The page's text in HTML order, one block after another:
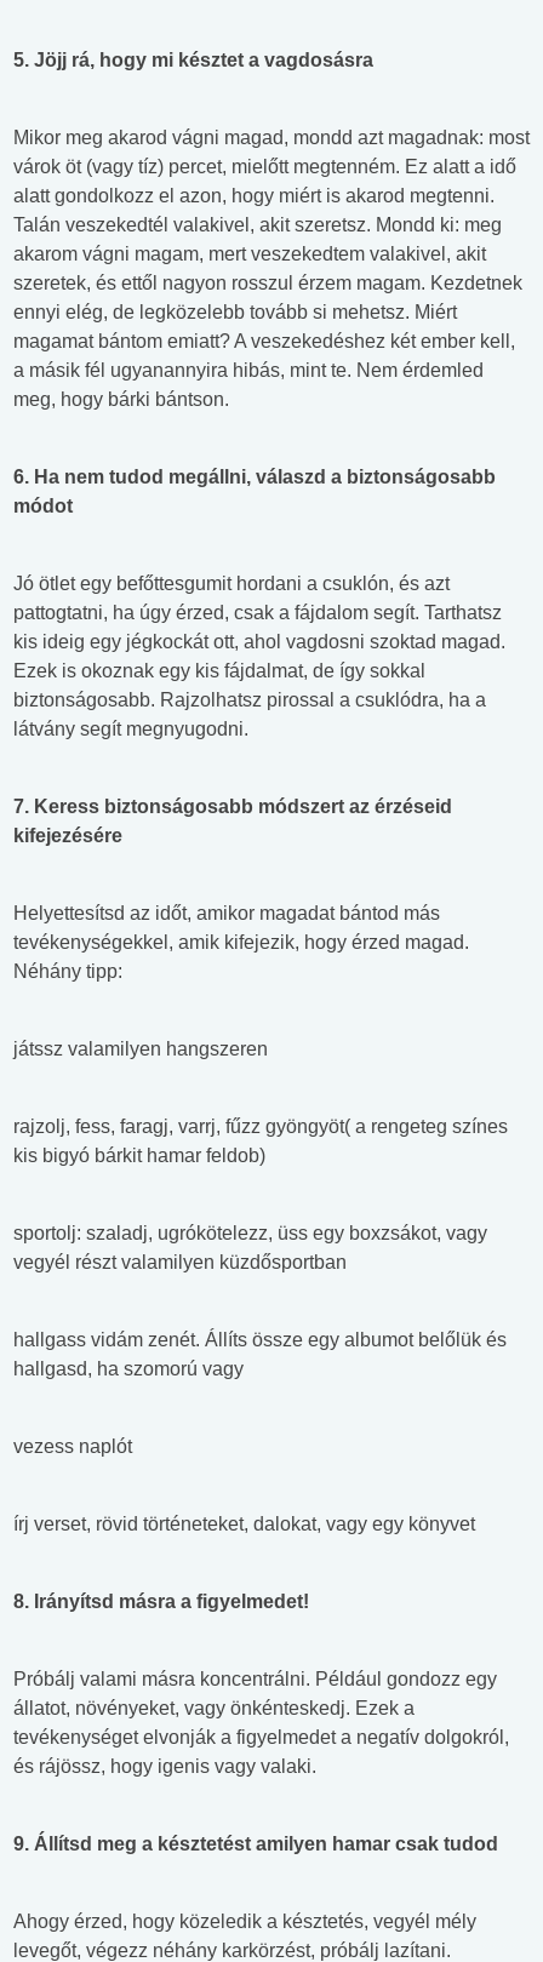
5. Jöjj rá, hogy mi késztet a vagdosásra
Mikor meg akarod vágni magad, mondd azt magadnak: most
várok öt (vagy tíz) percet, mielőtt megtenném. Ez alatt a idő
alatt gondolkozz el azon, hogy miért is akarod megtenni.
Talán veszekedtél valakivel, akit szeretsz. Mondd ki: meg
akarom vágni magam, mert veszekedtem valakivel, akit
szeretek, és ettől nagyon rosszul érzem magam. Kezdetnek
ennyi elég, de legközelebb tovább si mehetsz. Miért
magamat bántom emiatt? A veszekedéshez két ember kell,
a másik fél ugyanannyira hibás, mint te. Nem érdemled
meg, hogy bárki bántson.
6. Ha nem tudod megállni, válaszd a biztonságosabb
módot
Jó ötlet egy befőttesgumit hordani a csuklón, és azt
pattogtatni, ha úgy érzed, csak a fájdalom segít. Tarthatsz
kis ideig egy jégkockát ott, ahol vagdosni szoktad magad.
Ezek is okoznak egy kis fájdalmat, de így sokkal
biztonságosabb. Rajzolhatsz pirossal a csuklódra, ha a
látvány segít megnyugodni.
7. Keress biztonságosabb módszert az érzéseid
kifejezésére
Helyettesítsd az időt, amikor magadat bántod más
tevékenységekkel, amik kifejezik, hogy érzed magad.
Néhány tipp:
játssz valamilyen hangszeren
rajzolj, fess, faragj, varrj, fűzz gyöngyöt( a rengeteg színes
kis bigyó bárkit hamar feldob)
sportolj: szaladj, ugrókötelezz, üss egy boxzsákot, vagy
vegyél részt valamilyen küzdősportban
hallgass vidám zenét. Állíts össze egy albumot belőlük és
hallgasd, ha szomorú vagy
vezess naplót
írj verset, rövid történeteket, dalokat, vagy egy könyvet
8. Irányítsd másra a figyelmedet!
Próbálj valami másra koncentrálni. Például gondozz egy
állatot, növényeket, vagy önkénteskedj. Ezek a
tevékenységet elvonják a figyelmedet a negatív dolgokról,
és rájössz, hogy igenis vagy valaki.
9. Állítsd meg a késztetést amilyen hamar csak tudod
Ahogy érzed, hogy közeledik a késztetés, vegyél mély
levegőt, végezz néhány karkörzést, próbálj lazítani.